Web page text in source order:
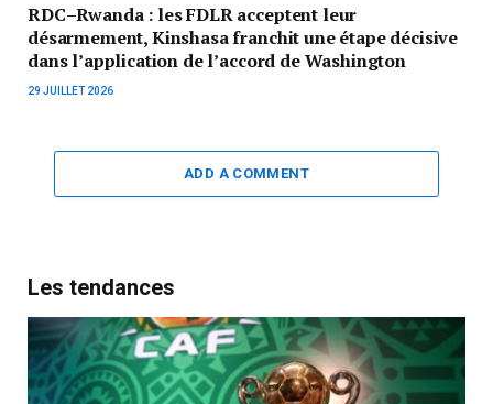
RDC–Rwanda : les FDLR acceptent leur
désarmement, Kinshasa franchit une étape décisive
dans l’application de l’accord de Washington
29 JUILLET 2026
ADD A COMMENT
Les tendances